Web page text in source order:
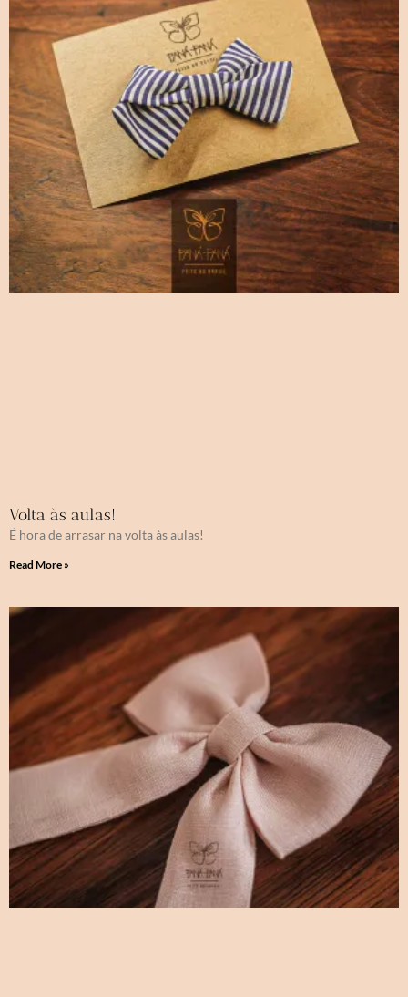
Volta às aulas!
É hora de arrasar na volta às aulas!
Read More »